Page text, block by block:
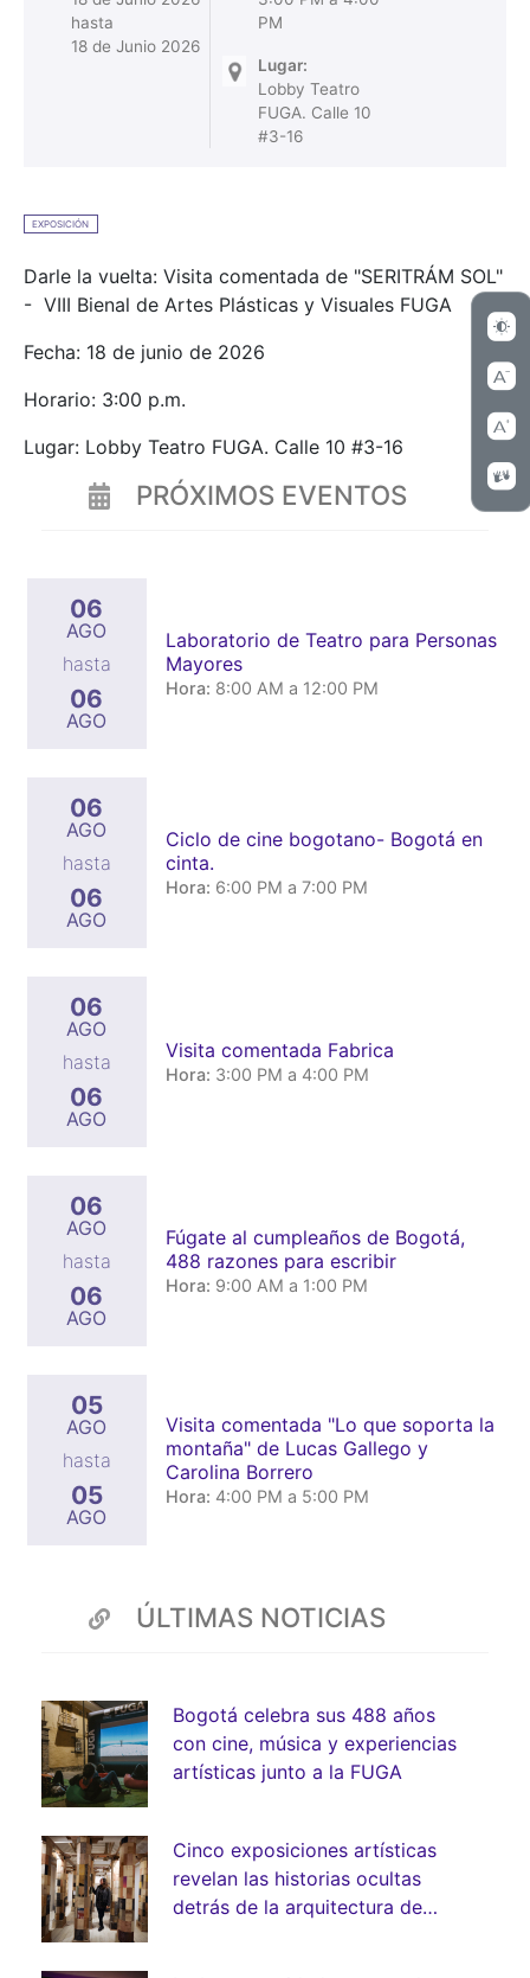
hasta
18 de Junio 2026
PM
Lugar:
Lobby Teatro
FUGA. Calle 10
#3-16
EXPOSICIÓN
Darle la vuelta: Visita comentada de "SERITRÁM SOL"
- VIII Bienal de Artes Plásticas y Visuales FUGA
Fecha: 18 de junio de 2026
Horario: 3:00 p.m.
Lugar: Lobby Teatro FUGA. Calle 10 #3-16
PRÓXIMOS EVENTOS
06
AGO
hasta
06
AGO
Laboratorio de Teatro para Personas
Mayores
Hora: 8:00 AM a 12:00 PM
06
AGO
hasta
06
AGO
Ciclo de cine bogotano- Bogotá en
cinta.
Hora: 6:00 PM a 7:00 PM
06
AGO
hasta
06
AGO
Visita comentada Fabrica
Hora: 3:00 PM a 4:00 PM
06
AGO
hasta
06
AGO
Fúgate al cumpleaños de Bogotá,
488 razones para escribir
Hora: 9:00 AM a 1:00 PM
05
AGO
hasta
05
AGO
Visita comentada "Lo que soporta la
montaña" de Lucas Gallego y
Carolina Borrero
Hora: 4:00 PM a 5:00 PM
ÚLTIMAS NOTICIAS
Bogotá celebra sus 488 años
con cine, música y experiencias
artísticas junto a la FUGA
Cinco exposiciones artísticas
revelan las historias ocultas
detrás de la arquitectura de